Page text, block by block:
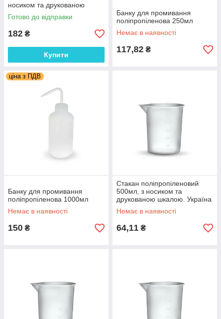
носиком та друкованою
шкалою. Україна
Готово до відправки
182 ₴
Купити
Банку для промивання
поліпропіленова 250мл
Немає в наявності
117,82 ₴
ціна з ПДВ
Банку для промивання
поліпропіленова 1000мл
Немає в наявності
150 ₴
Стакан поліпропіленовий
500мл, з носиком та
друкованою шкалою. Україна
Немає в наявності
64,11 ₴